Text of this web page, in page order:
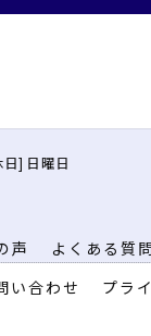
] 日曜日
声 よくある質
い合わせ プラ